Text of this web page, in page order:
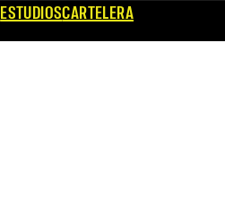
ESTUDIOSCARTELERA